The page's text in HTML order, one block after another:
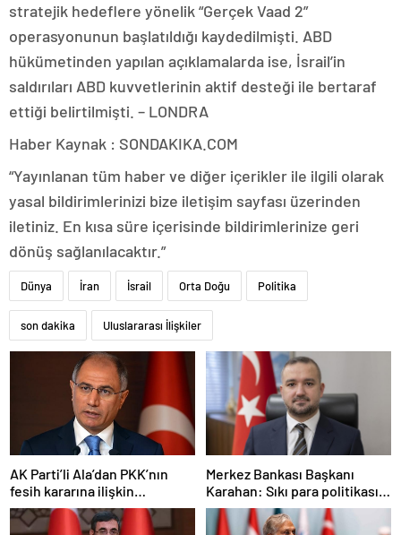
stratejik hedeflere yönelik “Gerçek Vaad 2”
operasyonunun başlatıldığı kaydedilmişti. ABD
hükümetinden yapılan açıklamalarda ise, İsrail’in
saldırıları ABD kuvvetlerinin aktif desteği ile bertaraf
ettiği belirtilmişti. – LONDRA
Haber Kaynak : SONDAKIKA.COM
“Yayınlanan tüm haber ve diğer içerikler ile ilgili olarak
yasal bildirimlerinizi bize iletişim sayfası üzerinden
iletiniz. En kısa süre içerisinde bildirimlerinize geri
dönüş sağlanılacaktır.”
Dünya İran İsrail Orta Doğu Politika
son dakika Uluslararası İlişkiler
AK Parti’li Ala’dan PKK’nın
fesih kararına ilişkin
açıklama: Pazarlık söz konusu
değildir
Merkez Bankası Başkanı
Karahan: Sıkı para politikası
duruşumuz sürecek